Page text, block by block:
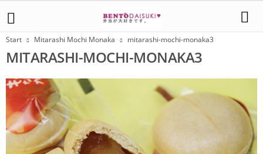
Start Mitarashi Mochi Monaka mitarashi-mochi-monaka3
MITARASHI-MOCHI-MONAKA3